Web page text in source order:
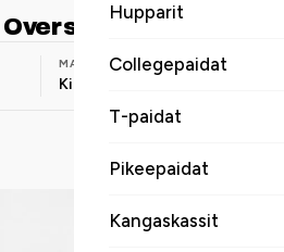
Hupparit
Collegepaidat
T-paidat
Pikeepaidat
Kangaskassit
Tote Bag
MATERIAALI
Kierrätyspuuvilla